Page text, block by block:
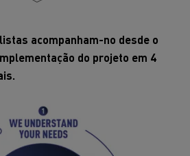
acompanham-no desde o
do projeto em 4